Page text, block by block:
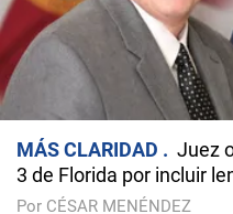
MÁS CLARIDAD
Juez
3 de Florida por incluir
Por CÉSAR MENÉNDEZ